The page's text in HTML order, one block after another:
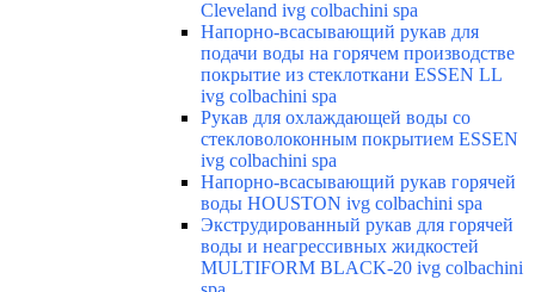
Cleveland ivg colbachini spa
Напорно-всасывающий рукав для
подачи воды на горячем производстве
покрытие из стеклоткани ESSEN LL
ivg colbachini spa
Рукав для охлаждающей воды со
стекловолоконным покрытием ESSEN
ivg colbachini spa
Напорно-всасывающий рукав горячей
воды HOUSTON ivg colbachini spa
Экструдированный рукав для горячей
воды и неагрессивных жидкостей
MULTIFORM BLACK-20 ivg colbachini